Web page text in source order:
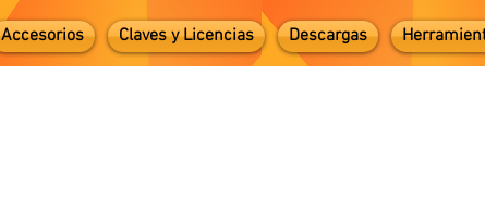
Accesorios Claves y Licencias Descargas